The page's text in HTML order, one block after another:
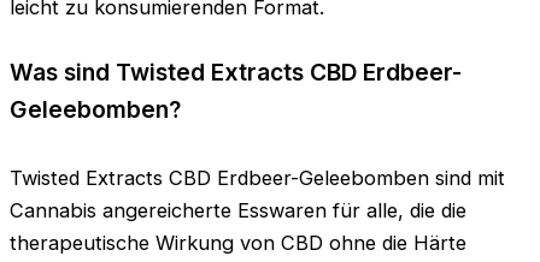
leicht zu konsumierenden Format.
Was sind Twisted Extracts CBD Erdbeer-
Geleebomben?
Twisted Extracts CBD Erdbeer-Geleebomben sind mit
Cannabis angereicherte Esswaren für alle, die die
therapeutische Wirkung von CBD ohne die Härte